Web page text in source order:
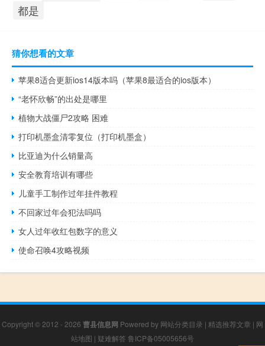
都是
猜你想看的文章
苹果8适合更新ios14版本吗（苹果8最适合的ios版本）
“老怀欣畅”的出处是哪里
植物大战僵尸2攻略 困难
打印机墨盒清零复位（打印机墨盒）
比亚迪为什么销量高
安全教育培训有哪些
儿童手工制作过年挂件教程
不回家过年会犯法吗吗
女人过年收红包数字的意义
使命召唤4攻略视频
Copyright © 2012 - 2026 曹县信息网 Powered by 网站分类目录 | 精选推荐文章 | 网
站地图 | 疑难解答 鲁ICP备05005656号